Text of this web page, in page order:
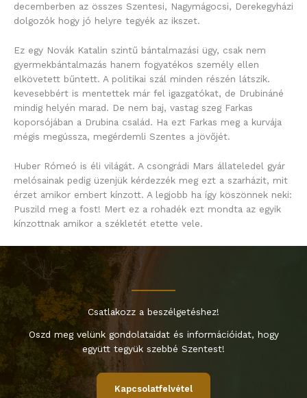
decemberben az összes Szentesi, Nagymágocsi, Derekegyházi
dolgozók hogy jó helyre tegyék az ikszet.
Ez egy Novák Katalin szintű bántalmazási ügy, csak nem
gyermekbántalmazás hanem fogyatékos személy ellen
elkövetett bűntett. A politikai szál minden részén látszik.
kevesebbért is mentettek már fel igazgatókat, de Drubináné
mindig helyén marad. De nem baj, vastag szeg Farkas
koporsójában a Drubina család. Ha ezt Farkas meg a kurvája
mégis megússza, megérdemli Szentes a jövőjét.
Huber Rómeó is éli világát. A csongrádi Mars állateledel gyár
melósainak pedig üzenjük kérdezzék meg ezt a szarházit, mit
érzet amikor embert kínzott. A legjobb ha így köszönnek neki:
Puszild meg a fost! Mert ez a rohadék ezt mondta az egyik
kínzottnak amikor a székletét etette vele.
Csatlakozz a beszélgetéshez!
Oszd meg velünk gondolataidat és információidat, hogy
együtt tegyük szebbé Szentest!
Kapcsolatfelvétel